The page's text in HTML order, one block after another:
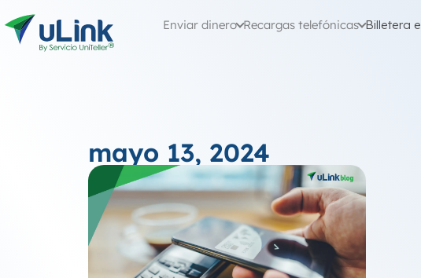
Enviar dinero Recargas telefónicas Billetera
mayo 13, 2024